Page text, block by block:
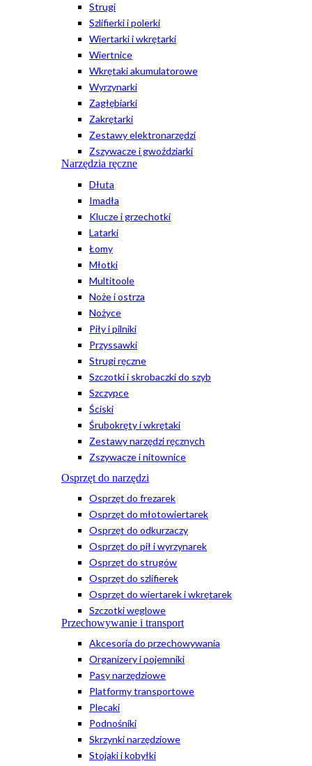
Strugi
Szlifierki i polerki
Wiertarki i wkrętarki
Wiertnice
Wkrętaki akumulatorowe
Wyrzynarki
Zagłębiarki
Zakrętarki
Zestawy elektronarzędzi
Zszywacze i gwoździarki
Narzędzia ręczne
Dłuta
Imadła
Klucze i grzechotki
Latarki
Łomy
Młotki
Multitoole
Noże i ostrza
Nożyce
Piły i pilniki
Przyssawki
Strugi ręczne
Szczotki i skrobaczki do szyb
Szczypce
Ściski
Śrubokręty i wkrętaki
Zestawy narzędzi ręcznych
Zszywacze i nitownice
Osprzęt do narzędzi
Osprzęt do frezarek
Osprzęt do młotowiertarek
Osprzęt do odkurzaczy
Osprzęt do pił i wyrzynarek
Osprzęt do strugów
Osprzęt do szlifierek
Osprzęt do wiertarek i wkrętarek
Szczotki węglowe
Przechowywanie i transport
Akcesoria do przechowywania
Organizery i pojemniki
Pasy narzędziowe
Platformy transportowe
Plecaki
Podnośniki
Skrzynki narzędziowe
Stojaki i kobyłki